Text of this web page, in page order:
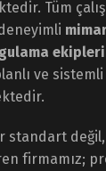
Tüm
ve
standart
firmamız;